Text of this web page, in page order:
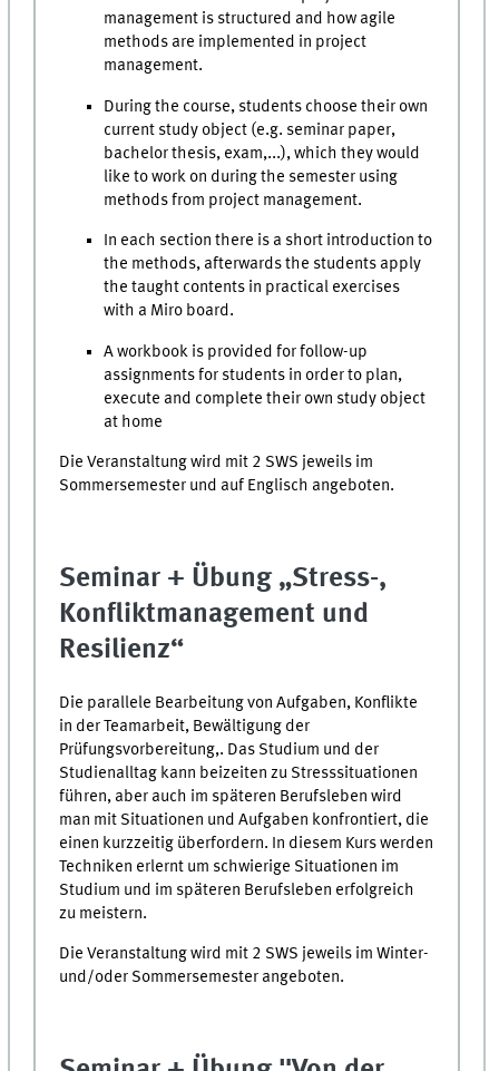
management is structured and how agile
methods are implemented in project
management.
During the course, students choose their own
current study object (e.g. seminar paper,
bachelor thesis, exam,...), which they would
like to work on during the semester using
methods from project management.
In each section there is a short introduction to
the methods, afterwards the students apply
the taught contents in practical exercises
with a Miro board.
A workbook is provided for follow-up
assignments for students in order to plan,
execute and complete their own study object
at home
Die Veranstaltung wird mit 2 SWS jeweils im
Sommersemester und auf Englisch angeboten.
Seminar + Übung „Stress-,
Konfliktmanagement und
Resilienz“
Die parallele Bearbeitung von Aufgaben, Konflikte
in der Teamarbeit, Bewältigung der
Prüfungsvorbereitung,. Das Studium und der
Studienalltag kann beizeiten zu Stresssituationen
führen, aber auch im späteren Berufsleben wird
man mit Situationen und Aufgaben konfrontiert, die
einen kurzzeitig überfordern. In diesem Kurs werden
Techniken erlernt um schwierige Situationen im
Studium und im späteren Berufsleben erfolgreich
zu meistern.
Die Veranstaltung wird mit 2 SWS jeweils im Winter-
und/oder Sommersemester angeboten.